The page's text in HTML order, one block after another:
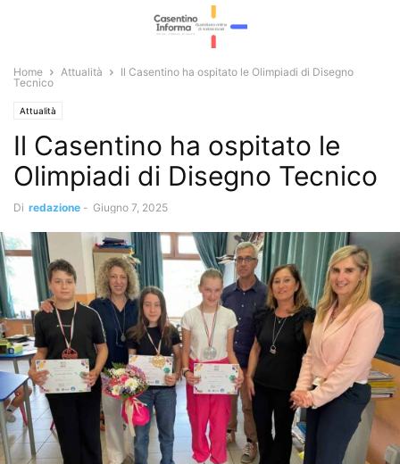
Home Attualità
Il Casentino ha ospitato le Olimpiadi di Disegno
Tecnico
Attualità
Il Casentino ha ospitato le
Olimpiadi di Disegno Tecnico
Di redazione - Giugno 7, 2025